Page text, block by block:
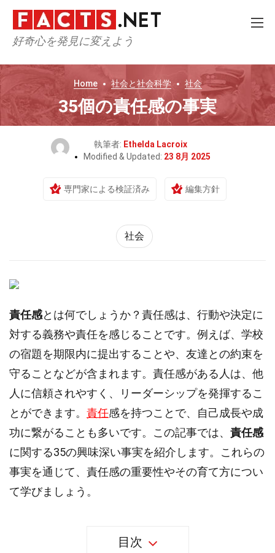
好奇心を発見に変えよう
Home 社会と社会科学 社会
35個の責任感の事実
執筆者: Ethelda Lacroix
Modified & Updated: 23 8月 2025
専門家による検証済み 編集方針
社会
責任感とは何でしょうか？責任感は、行動や決定に
対する義務や責任を感じることです。例えば、学校
の宿題を期限内に提出することや、友達との約束を
守ることなどが含まれます。責任感がある人は、他
人に信頼されやすく、リーダーシップを発揮するこ
とができます。 責任感を持つことで、自己成長や成
功に繋がることも多いです。この記事では、 責任感
に関する35の興味深い事実を紹介します。これらの
事実を通じて、責任感の重要性やその育て方につい
て学びましょう。
目次